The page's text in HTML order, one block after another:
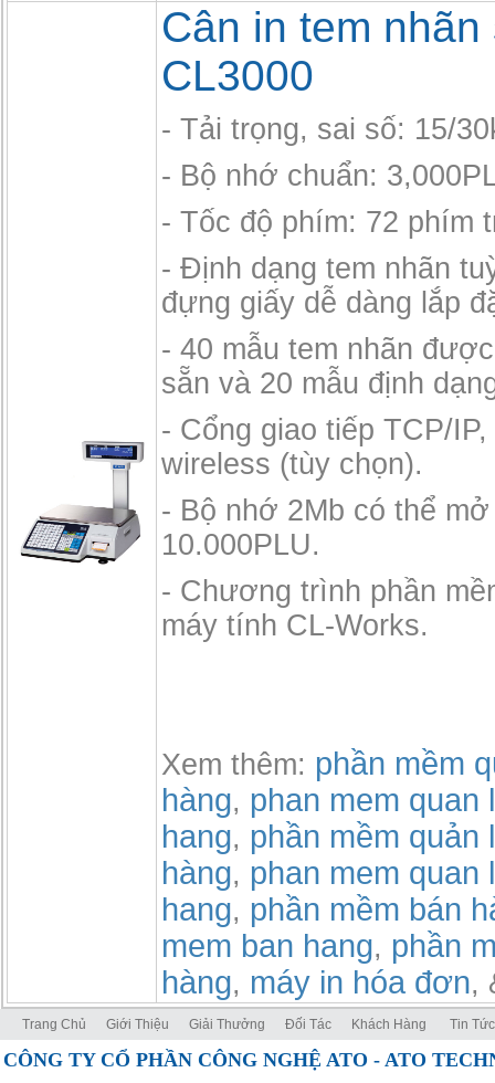
Cân in tem nhãn
CL3000
- Tải trọng, sai số: 15/
- Bộ nhớ chuẩn:
- Tốc độ phím: 72 phím
- Định dạng tem nhãn
đựng giấy dễ dàng lắp
- 40 mẫu tem nhãn
sẵn và 20 mẫu định
- Cổng giao tiếp TCP/
wireless (tùy chọn).
- Bộ nhớ 2Mb có thể
10.000PLU.
- Chương trình phần
máy tính CL-Works.
Xem thêm: phần mềm
hàng, phan mem quan
hang, phần mềm quản
hàng, phan mem quan
hang, phần mềm bán
mem ban hang, phần
hàng, máy in hóa đơn,
Trang Chủ Giới Thiệu Giải Thưởng Đối Tác Khách Hàng Tin Tức
CÔNG TY CỔ PHẦN CÔNG NGHỆ ATO - ATO